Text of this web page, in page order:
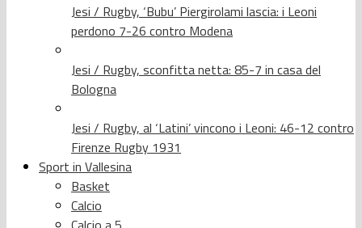
Jesi / Rugby, ‘Bubu’ Piergirolami lascia: i Leoni
perdono 7-26 contro Modena
Jesi / Rugby, sconfitta netta: 85-7 in casa del
Bologna
Jesi / Rugby, al ‘Latini’ vincono i Leoni: 46-12 contro
Firenze Rugby 1931
Sport in Vallesina
Basket
Calcio